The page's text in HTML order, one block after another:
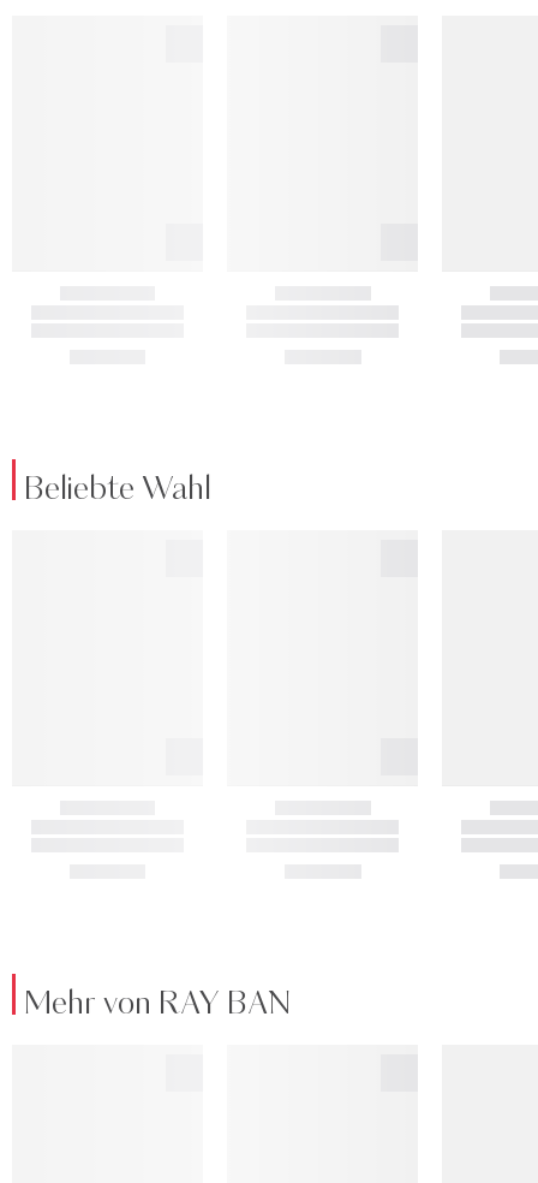
Beliebte Wahl
Mehr von RAY BAN